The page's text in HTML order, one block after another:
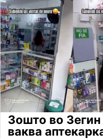
Зошто во Зегин
ваква